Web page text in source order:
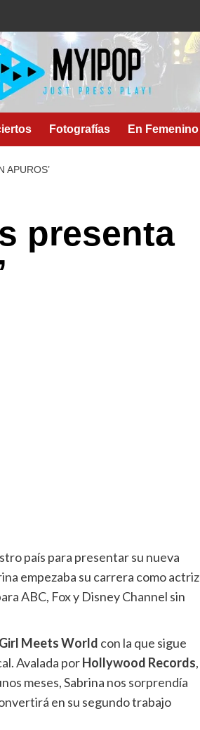
Fotografías En Femenino
APUROS’
presenta
país para presentar su nueva
empezaba su carrera como actriz
ABC, Fox y Disney Channel sin
Girl Meets World con la que sigue
Avalada porHollywood Records,
meses, Sabrina nos sorprendía
en su segundo trabajo